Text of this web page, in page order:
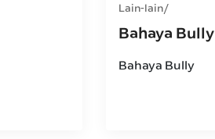
Lain-lain
Bahaya Bully
Bahaya Bully